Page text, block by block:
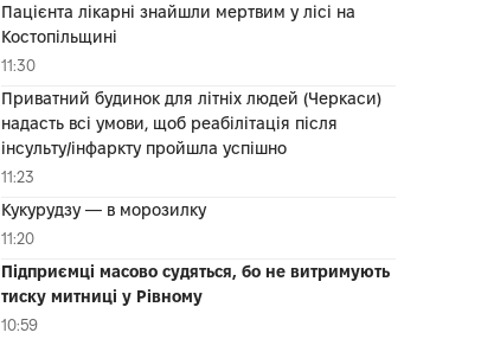
Пацієнта лікарні знайшли мертвим у лісі на
Костопільщині
11:30
Приватний будинок для літніх людей (Черкаси)
надасть всі умови, щоб реабілітація після
інсульту/інфаркту пройшла успішно
11:23
Кукурудзу — в морозилку
11:20
Підприємці масово судяться, бо не витримують
тиску митниці у Рівному
10:59